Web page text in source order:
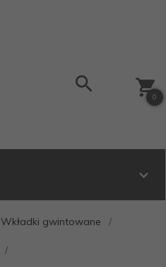
0
Wkładki gwintowane